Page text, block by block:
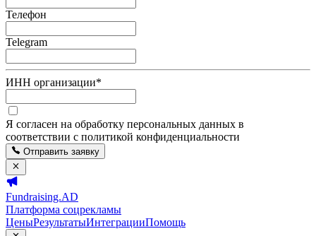
Телефон
Telegram
ИНН организации*
Я согласен на обработку персональных данных в
соответствии с политикой конфиденциальности
Отправить заявку
Fundraising.AD
Платформа соцрекламы
ЦеныРезультатыИнтеграцииПомощь